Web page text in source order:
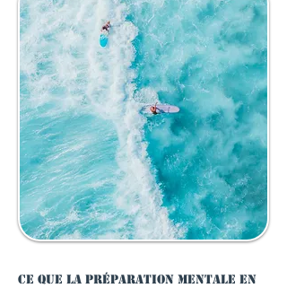
Ce que la préparation mentale en